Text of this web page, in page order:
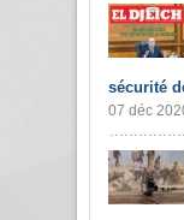
sécurité
07 déc